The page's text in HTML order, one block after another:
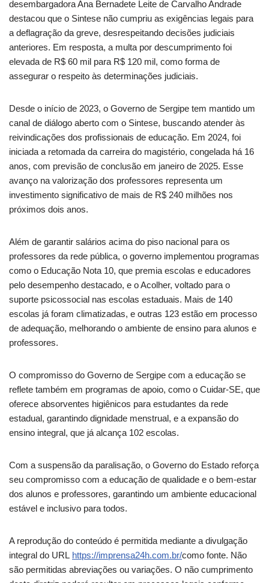
desembargadora Ana Bernadete Leite de Carvalho Andrade
destacou que o Sintese não cumpriu as exigências legais para
a deflagração da greve, desrespeitando decisões judiciais
anteriores. Em resposta, a multa por descumprimento foi
elevada de R$ 60 mil para R$ 120 mil, como forma de
assegurar o respeito às determinações judiciais.
Desde o início de 2023, o Governo de Sergipe tem mantido um
canal de diálogo aberto com o Sintese, buscando atender às
reivindicações dos profissionais de educação. Em 2024, foi
iniciada a retomada da carreira do magistério, congelada há 16
anos, com previsão de conclusão em janeiro de 2025. Esse
avanço na valorização dos professores representa um
investimento significativo de mais de R$ 240 milhões nos
próximos dois anos.
Além de garantir salários acima do piso nacional para os
professores da rede pública, o governo implementou programas
como o Educação Nota 10, que premia escolas e educadores
pelo desempenho destacado, e o Acolher, voltado para o
suporte psicossocial nas escolas estaduais. Mais de 140
escolas já foram climatizadas, e outras 123 estão em processo
de adequação, melhorando o ambiente de ensino para alunos e
professores.
O compromisso do Governo de Sergipe com a educação se
reflete também em programas de apoio, como o Cuidar-SE, que
oferece absorventes higiênicos para estudantes da rede
estadual, garantindo dignidade menstrual, e a expansão do
ensino integral, que já alcança 102 escolas.
Com a suspensão da paralisação, o Governo do Estado reforça
seu compromisso com a educação de qualidade e o bem-estar
dos alunos e professores, garantindo um ambiente educacional
estável e inclusivo para todos.
A reprodução do conteúdo é permitida mediante a divulgação
integral do URL https://imprensa24h.com.br/como fonte. Não
são permitidas abreviações ou variações. O não cumprimento